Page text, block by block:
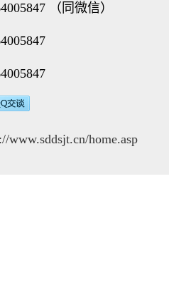
（同微信）
www.sddsjt.cn/home.asp